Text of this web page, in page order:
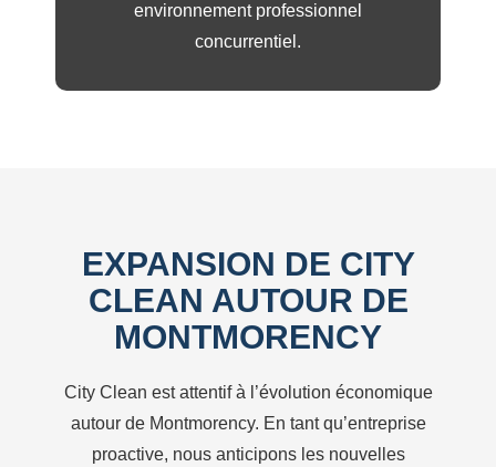
environnement professionnel
concurrentiel.
EXPANSION DE CITY
CLEAN AUTOUR DE
MONTMORENCY
City Clean est attentif à l’évolution économique
autour de Montmorency. En tant qu’entreprise
proactive, nous anticipons les nouvelles